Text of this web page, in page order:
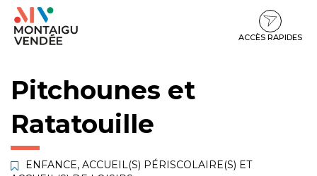
Gestion des traceurs
Aller
Aller
contenu
Aller
pied
ACCÈS RAPIDES
Pitchounes et
Ratatouille
ENFANCE, ACCUEIL(S) PÉRISCOLAIRE(S) ET